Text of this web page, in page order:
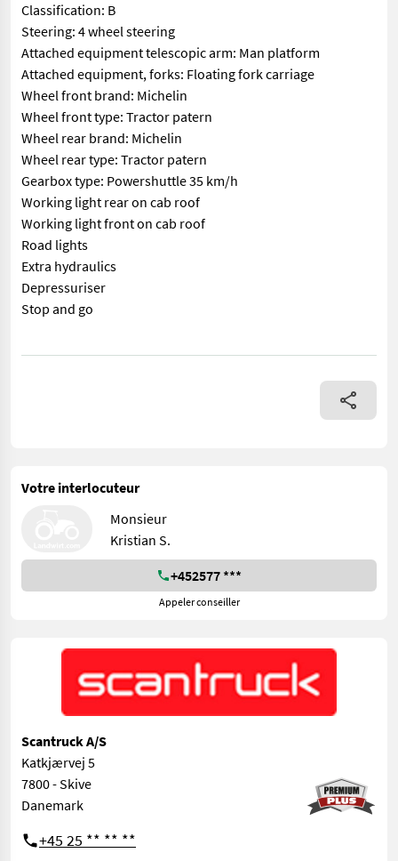
Classification: B
Steering: 4 wheel steering
Attached equipment telescopic arm: Man platform
Attached equipment, forks: Floating fork carriage
Wheel front brand: Michelin
Wheel front type: Tractor patern
Wheel rear brand: Michelin
Wheel rear type: Tractor patern
Gearbox type: Powershuttle 35 km/h
Working light rear on cab roof
Working light front on cab roof
Road lights
Extra hydraulics
Depressuriser
Stop and go
== More details (EN) == Classification: B Steering: 4 wheel
Votre interlocuteur
Monsieur
Kristian S.
+452577 ***
Appeler conseiller
Scantruck A/S
Katkjærvej 5
7800 - Skive
Danemark
+45 25 ** ** **